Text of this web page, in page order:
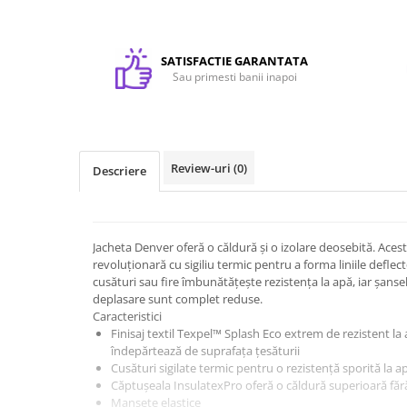
Sticle termice, Termosuri, Cani
Firme luminoase
Folii si benzi reflectorizante
Echipamente de lucru si protectie
Marcare autovehicule
SATISFACTIE GARANTATA
Sau primesti banii inapoi
Descriere Review-uri (0)
Jacheta Denver oferă o căldură și o izolare deosebită.
revoluționară cu sigiliu termic pentru a forma liniile
cusături sau fire îmbunătățește rezistența la apă, iar
deplasare sunt complet reduse.
Caracteristici
Finisaj textil Texpel™ Splash Eco extrem de rezistent la
îndepărtează de suprafața țesăturii
Cusături sigilate termic pentru o rezistență sporită la
Căptușeala InsulatexPro oferă o căldură superioară
Mansete elastice